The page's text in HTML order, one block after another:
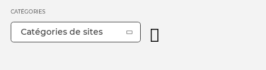
CATÉGORIES
Catégories de sites